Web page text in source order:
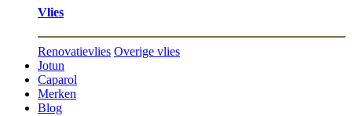
Vlies
Renovatievlies Overige vlies
Jotun
Caparol
Merken
Blog